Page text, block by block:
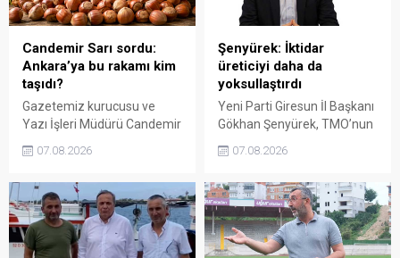
değerlendirilmesi gerektiğini
söyledi.
dedi.
Candemir Sarı sordu:
Ankara’ya bu rakamı kim
taşıdı?
Gazetemiz kurucusu ve
Yazı İşleri Müdürü Candemir
tartışmalarını köşesine
300 liraya ulaştığı bir
dönemde Ankara’ya 240
liralık fiyat teklifi
götürüldüğü iddiasını
07.08.2026
Şenyürek: İktidar
üreticiyi daha da
yoksullaştırdı
Yeni Parti Giresun İl Başkanı
Gökhan Şenyürek, TMO’nun
açıkladığı 255 liralık fiyatı
nitelendirdi. Artışın yıllık
enflasyonun altında kaldığını
belirten Şenyürek, kararın
üreticiyi değil tekelleri
07.08.2026